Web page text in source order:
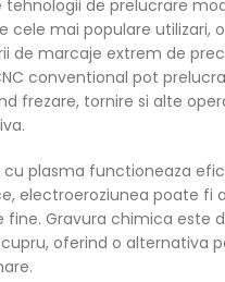
de prelucrare
cele mai populare utilizari,
de marcaje extrem de
conventional pot
frezare, tornire si alte
cu plasma functioneaza
electroeroziunea poate fi
Gravura chimica este
oferind o alternativa